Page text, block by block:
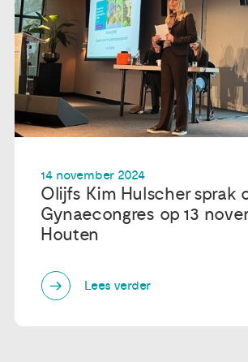
14 november 2024
Olijfs Kim Hulscher sprak
Gynaecongres op 13
Houten
Lees verder